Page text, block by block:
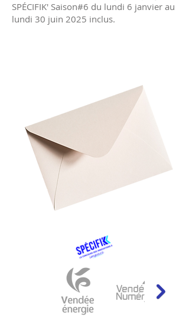
SPÉCIFIK' Saison#6 du lundi 6 janvier au
lundi 30 juin 2025 inclus.